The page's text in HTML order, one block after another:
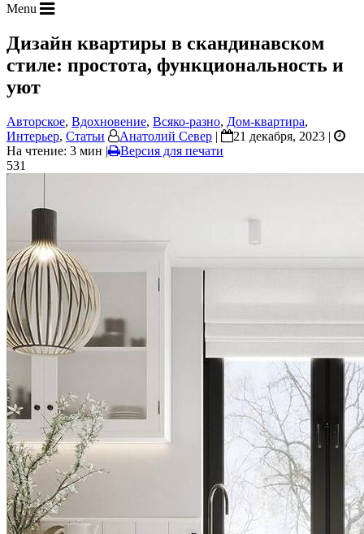
Menu
Дизайн квартиры в скандинавском
стиле: простота, функциональность и
уют
Авторское, Вдохновение, Всяко-разно, Дом-квартира,
Интерьер, Статьи Анатолий Север |
21 декабря, 2023 |
На чтение: 3 мин |
Версия для печати
531